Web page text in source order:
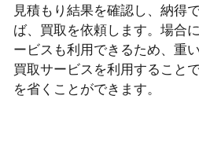
見積もり結果を確認し、納得
ば、買取を依頼します。場合
ービスも利用できるため、重
買取サービスを利用すること
を省くことができます。